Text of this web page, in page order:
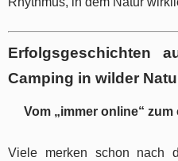
Erfolgsgeschichten
Camping in wilder
Vom „immer online“
Viele merken schon nach